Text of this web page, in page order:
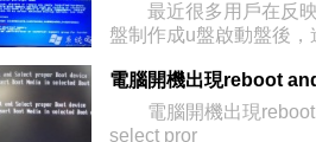
最近很多用戶在反映
盤制作成u盤啟動盤後，
電腦開機出現reboot
select pror